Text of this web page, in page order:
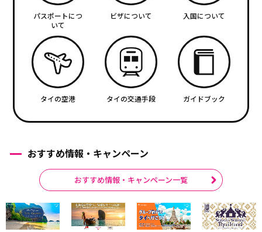
パスポートにつ
いて
ビザについて 入国について
タイの空港 タイの交通手段 ガイドブック
おすすめ情報・キャンペーン
おすすめ情報・キャンペーン一覧